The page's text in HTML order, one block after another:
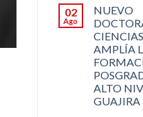
02
Ago
NUEVO
AMPLÍA
ALTO
GUAJIRA